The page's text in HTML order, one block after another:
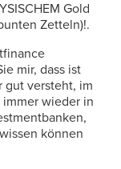
Gold
Zetteln)!.
mir, dass ist
gut versteht, im
wieder in
können